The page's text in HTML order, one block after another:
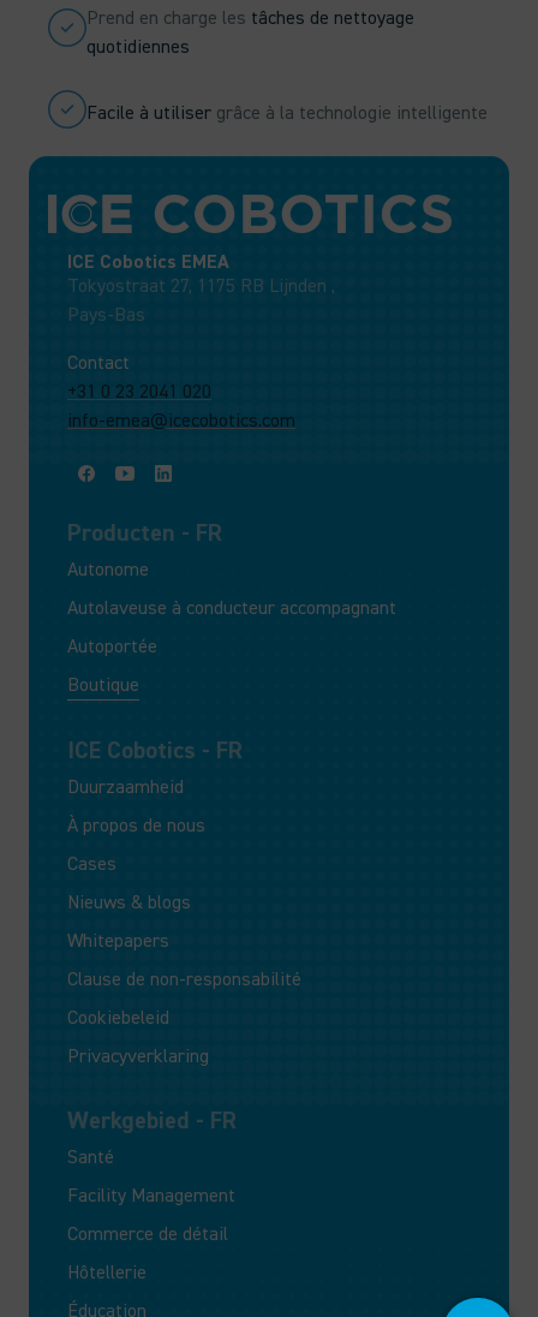
Prend en charge les tâches de nettoyage
quotidiennes
Facile à utiliser grâce à la technologie intelligente
ICE Cobotics EMEA
Tokyostraat 27, 1175 RB Lijnden ,
Pays-Bas
Contact
+31 0 23 2041 020
info-emea@icecobotics.com
Producten - FR
Autonome
Autolaveuse à conducteur accompagnant
Autoportée
Boutique
ICE Cobotics - FR
Duurzaamheid
À propos de nous
Cases
Nieuws & blogs
Whitepapers
Clause de non-responsabilité
Cookiebeleid
Privacyverklaring
Werkgebied - FR
Santé
Facility Management
Commerce de détail
Hôtellerie
Éducation